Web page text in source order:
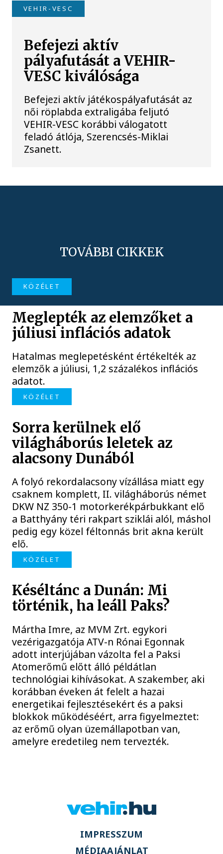
VEHIR-VESC
Befejezi aktív
pályafutását a VEHIR-
VESC kiválósága
Befejezi aktív játékospályafutását az
női röplabda extraligába feljutó
VEHIR-VESC korábbi válogatott
feladó átlója, Szerencsés-Miklai
Zsanett.
TOVÁBBI CIKKEK
KÖZÉLET
Meglepték az elemzőket a
júliusi inflációs adatok
Hatalmas meglepetésként értékelték az
elemzők a júliusi, 1,2 százalékos inflációs
adatot.
KÖZÉLET
Sorra kerülnek elő
világháborús leletek az
alacsony Dunából
A folyó rekordalacsony vízállása miatt egy
csaknem komplett, II. világháborús német
DKW NZ 350-1 motorkerékpárbukkant elő
a Batthyány téri rakpart sziklái alól, máshol
pedig egy közel féltonnás brit akna került
elő.
KÖZÉLET
Késéltánc a Dunán: Mi
történik, ha leáll Paks?
Mártha Imre, az MVM Zrt. egykori
vezérigazgatója ATV-n Rónai Egonnak
adott interjújában vázolta fel a Paksi
Atomerőmű előtt álló példátlan
technológiai kihívásokat. A szakember, aki
korábban éveken át felelt a hazai
energetikai fejlesztésekért és a paksi
blokkok működéséért, arra figyelmeztet:
az erőmű olyan üzemállapotban van,
amelyre eredetileg nem tervezték.
IMPRESSZUM
MÉDIAAJÁNLAT